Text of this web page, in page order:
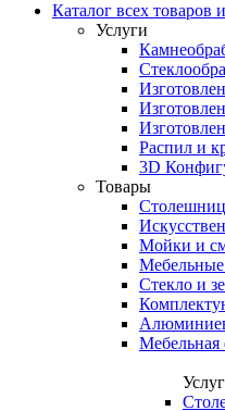
Каталог всех товаров
Услуги
Распил и
3D
Товары
Мойки и
Стекло и
Мебельная